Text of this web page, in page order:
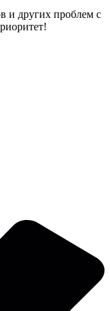
и других проблем с